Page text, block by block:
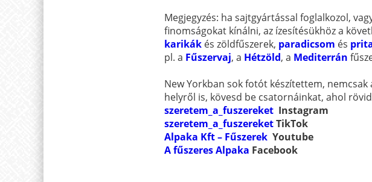
Megjegyzés: ha sajtgyártással foglalkozol,
finomságokat kínálni, az ízesítésükhöz a
karikák és zöldfűszerek, paradicsom és
pl. a Fűszervaj, a Hétzöld, a Mediterrán
New Yorkban sok fotót készítettem,
helyről is, kövesd be csatornáinkat, ahol
szeretem_a_fuszereket Instagram
szeretem_a_fuszereketTikTok
Alpaka Kft – Fűszerek Youtube
A fűszeres Alpaka Facebook